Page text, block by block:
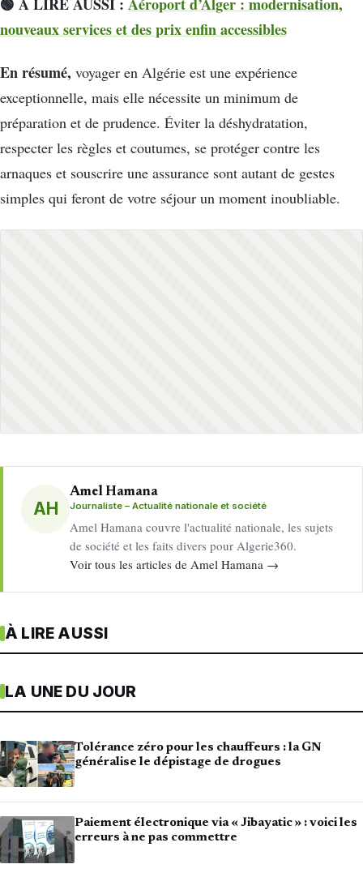
nouveaux services et des prix enfin accessibles
En résumé, voyager en Algérie est une expérience
exceptionnelle, mais elle nécessite un minimum de
préparation et de prudence. Éviter la déshydratation,
respecter les règles et coutumes, se protéger contre les
arnaques et souscrire une assurance sont autant de gestes
simples qui feront de votre séjour un moment inoubliable.
AH
Amel Hamana
Journaliste – Actualité nationale et société
Amel Hamana couvre l'actualité nationale, les sujets
de société et les faits divers pour Algerie360.
Voir tous les articles de Amel Hamana →
À LIRE AUSSI
LA UNE DU JOUR
Tolérance zéro pour les chauffeurs : la GN
généralise le dépistage de drogues
Paiement électronique via « Jibayatic » : voici les
erreurs à ne pas commettre